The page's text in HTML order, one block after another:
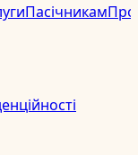
ПасічникамПро